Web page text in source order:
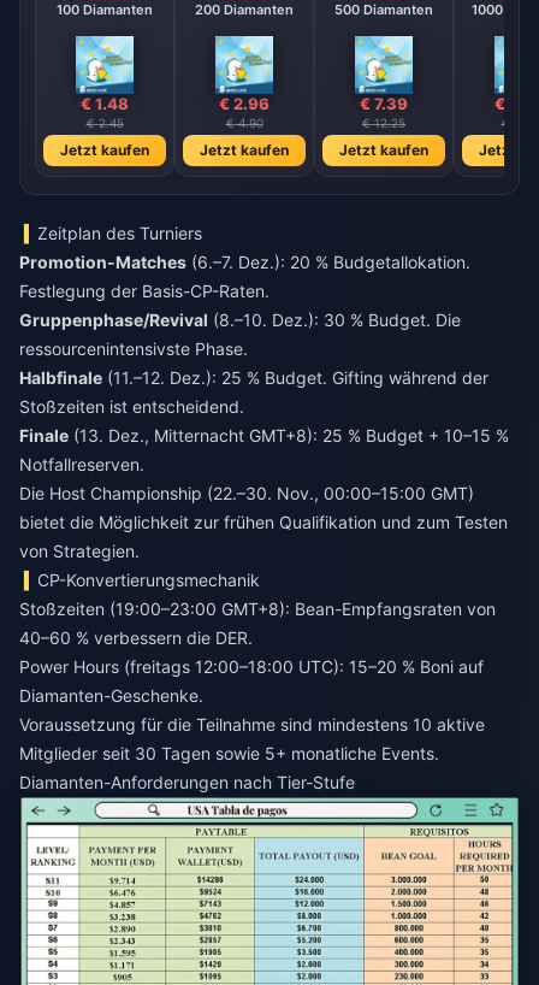
100 Diamanten
€ 1.48
€ 2.45
Jetzt kaufen
200 Diamanten
€ 2.96
€ 4.90
Jetzt kaufen
500 Diamanten
€ 7.39
€ 12.25
Jetzt kaufen
1000
€
€
Jetzt
Zeitplan des Turniers
Promotion-Matches (6.–7. Dez.): 20 % Budgetallokation.
Festlegung der Basis-CP-Raten.
Gruppenphase/Revival (8.–10. Dez.): 30 % Budget. Die
ressourcenintensivste Phase.
Halbfinale (11.–12. Dez.): 25 % Budget. Gifting während der
Stoßzeiten ist entscheidend.
Finale (13. Dez., Mitternacht GMT+8): 25 % Budget + 10–15 %
Notfallreserven.
Die Host Championship (22.–30. Nov., 00:00–15:00 GMT)
bietet die Möglichkeit zur frühen Qualifikation und zum Testen
von Strategien.
CP-Konvertierungsmechanik
Stoßzeiten (19:00–23:00 GMT+8): Bean-Empfangsraten von
40–60 % verbessern die DER.
Power Hours (freitags 12:00–18:00 UTC): 15–20 % Boni auf
Diamanten-Geschenke.
Voraussetzung für die Teilnahme sind mindestens 10 aktive
Mitglieder seit 30 Tagen sowie 5+ monatliche Events.
Diamanten-Anforderungen nach Tier-Stufe